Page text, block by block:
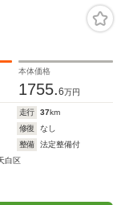
本体価格
1755.6万円
走行 37km
修復
なし
整備
法定整備付
白区